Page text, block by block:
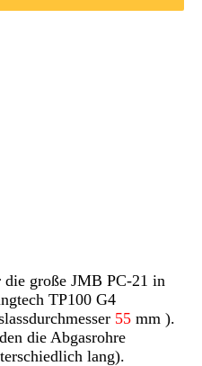
die große JMB PC-21 in
TP100 G4
55 mm ).
die Abgasrohre
lang).